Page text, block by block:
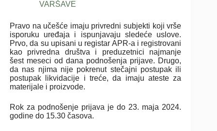
VARŠAVE
Pravo na učešće imaju privredni subjekti koji vrše
isporuku uređaja i ispunjavaju sledeće uslove.
Prvo, da su upisani u registar APR-a i registrovani
kao privredna društva i preduzetnici najmanje
šest meseci od dana podnošenja prijave. Drugo,
da nas njima nije pokrenut stečajni postupak ili
postupak likvidacije i treće, da imaju ateste za
materijale i proizvode.
Rok za podnošenje prijava je do 23. maja 2024.
godine do 15.30 časova.